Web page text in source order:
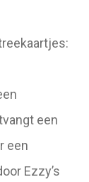
een
een
Ezzy’s